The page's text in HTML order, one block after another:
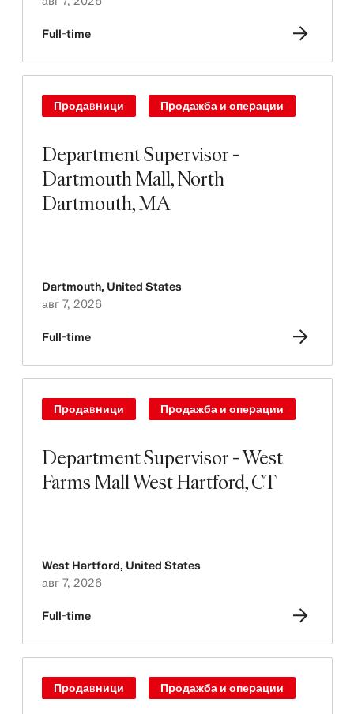
Full-time
Department Supervisor -
Dartmouth Mall, North
Dartmouth, MA
Продавници Продажба и операции
Dartmouth, United States
авг 7, 2026
Full-time
Department Supervisor - West
Farms Mall West Hartford, CT
Продавници Продажба и операции
West Hartford, United States
авг 7, 2026
Full-time
Продавници Продажба и операции